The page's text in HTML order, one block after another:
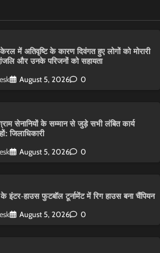
में अतिवृष्टि के कारण दिवंगत हुए लोगों को मोरारी
और उनके परिजनों को सहायता
August 5, 2026 0
सेनानियों के सम्मान से जुड़े सभी लंबित कार्य
जिलाधिकारी
August 5, 2026 0
इंटर-हाउस फुटबॉल टूर्नामेंट में रिग हाउस बना चैंपियन
August 5, 2026 0